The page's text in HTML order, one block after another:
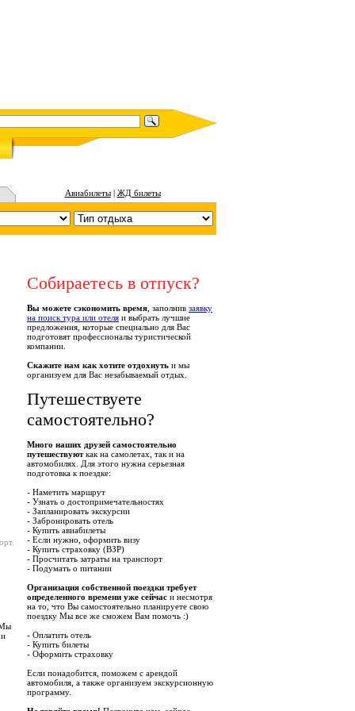
Авиабилеты| ЖД билеты
Мы
Собираетесь в отпуск?
Вы можете сэкономить время , заполнив заявку
на поиск тура или отеля и выбрать лучшие
предложения, которые специально для Вас
подготовят профессионалы туристической
компании.
Скажите нам как хотите отдохнуть и мы
организуем для Вас незабываемый отдых.
Путешествуете
самостоятельно?
Много наших друзей самостоятельно
путешествуюткак на самолетах, так и на
автомобилях. Для этого нужна серьезная
подготовка к поездке:
- Наметить маршрут
- Узнать о достопримечательностях
- Запланировать экскурсии
- Забронировать отель
- Купить авиабилеты
- Если нужно, оформить визу
- Купить страховку (ВЗР)
- Просчитать затраты на транспорт
- Подумать о питании
Организация собственной поездки требует
определенного времени уже сейчас и несмотря
на то, что Вы самостоятельно планируете свою
поездку Мы все же сможем Вам помочь :)
- Оплатить отель
- Купить билеты
- Оформить страховку
Если понадобится, поможем с арендой
автомобиля, а также организуем экскурсионную
программу.